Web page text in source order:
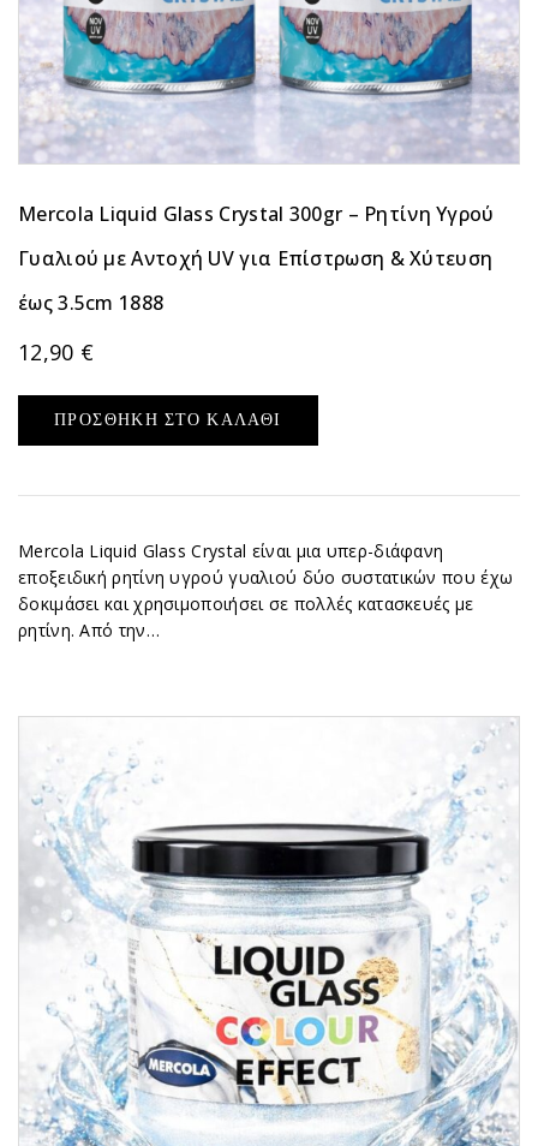
Mercola Liquid Glass Crystal 300gr – Ρητίνη Υγρού
Γυαλιού με Αντοχή UV για Επίστρωση & Χύτευση
έως 3.5cm 1888
12,90 €
ΠΡΟΣΘΉΚΗ ΣΤΟ ΚΑΛΆΘΙ
Mercola Liquid Glass Crystal είναι μια υπερ-διάφανη
εποξειδική ρητίνη υγρού γυαλιού δύο συστατικών που έχω
δοκιμάσει και χρησιμοποιήσει σε πολλές κατασκευές με
ρητίνη. Από την…